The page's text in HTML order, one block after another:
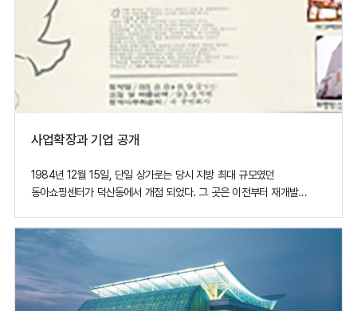
사업확장과 기업 공개
1984년 12월 15일, 단일 상가로는 당시 지방 최대 규모였던
동아쇼핑센터가 덕산동에서 개점 되었다. 그 곳은 이전부터 재개발
지구로 방치된 지역이었다. 도심의 중심 상권에서 다소 떨어진
지역이었으며, 또한 이전에 남일동이나 향촌동에 재개발사업으로
들어섰던 다른 회사 백화점이 실패했기 때문